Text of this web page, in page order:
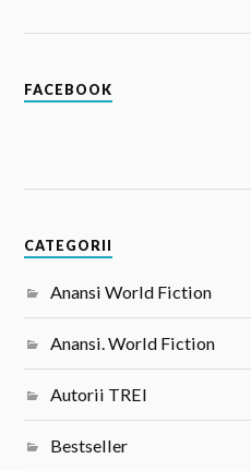
FACEBOOK
CATEGORII
Anansi World Fiction
Anansi. World Fiction
Autorii TREI
Bestseller